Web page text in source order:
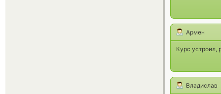
Армен
Курс устроил,
Владислав